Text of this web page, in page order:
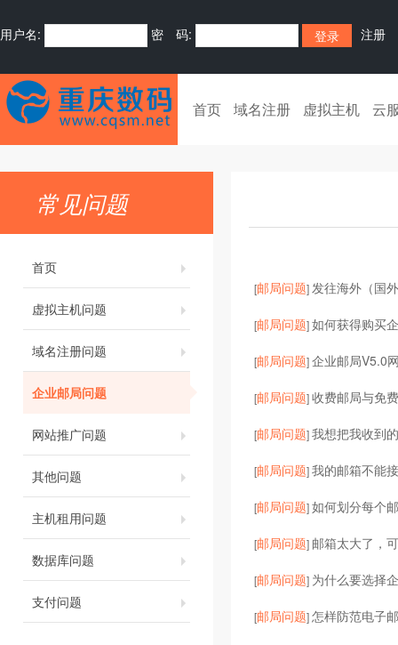
用户名: 密 码: 注册
首页 域名注册 虚拟主机 云
常见问题
首页
虚拟主机问题
域名注册问题
企业邮局问题
网站推广问题
其他问题
主机租用问题
数据库问题
支付问题
[邮局问题]发往海外（国
[邮局问题]如何获得购买
[邮局问题]企业邮局V5.0
[邮局问题]收费邮局与免
[邮局问题]我想把我收到
[邮局问题]我的邮箱不能
[邮局问题]如何划分每个
[邮局问题] 邮箱太大了，
[邮局问题] 为什么要选择
[邮局问题]怎样防范电子